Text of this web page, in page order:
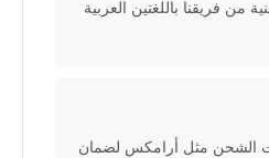
من فريقنا باللغتين العربية
الشحن مثل أرامكس لضمان